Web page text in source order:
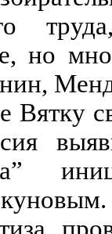
но
Вятку